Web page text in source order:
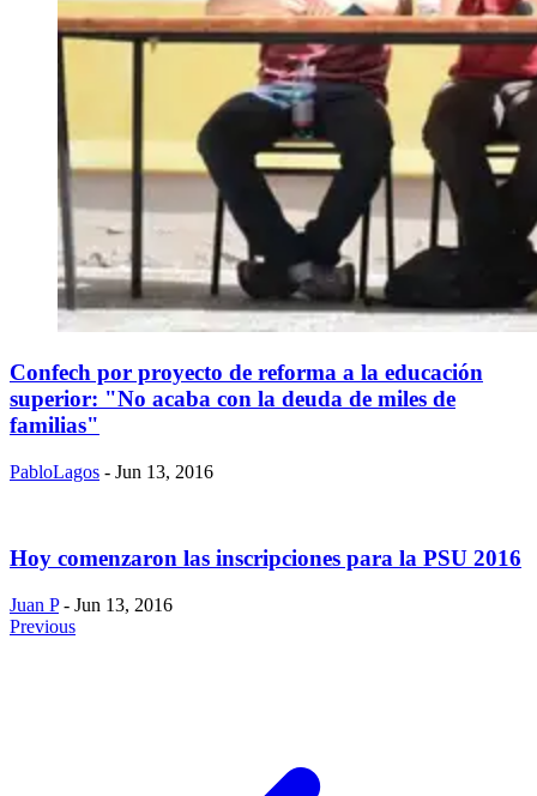
Confech por proyecto de reforma a la educación
superior: "No acaba con la deuda de miles de
familias"
PabloLagos - Jun 13, 2016
Hoy comenzaron las inscripciones para la PSU 2016
Juan P - Jun 13, 2016
Previous